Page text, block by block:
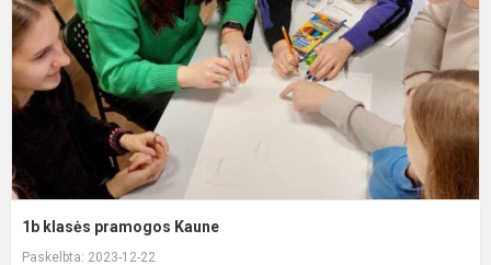
1b klasės pramogos Kaune
Paskelbta: 2023-12-22